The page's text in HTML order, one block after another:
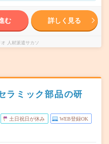
む 詳しく見る
人材派遣サカソ
ラミック部品の研
土日祝日が休み WEB登録OK